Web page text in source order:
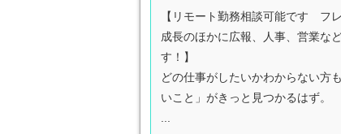
【リモート勤務相談可能です フ
成長のほかに広報、人事、営業な
す！】
どの仕事がしたいかわからない方
いこと」がきっと見つかるはず。